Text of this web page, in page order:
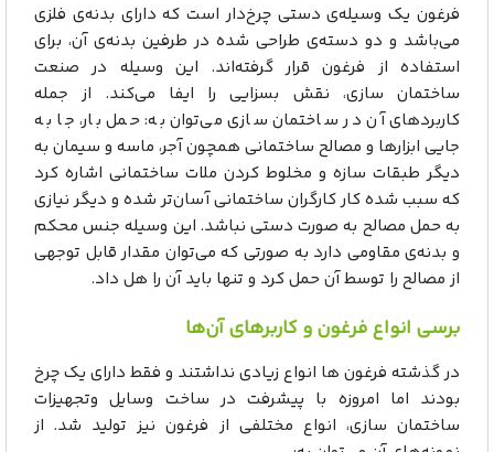
فرغون یک وسیله‌ی دستی چرخ‌دار است که دارای بدنه‌ی فلزی
می‌باشد و دو دسته‌ی طراحی شده در طرفین بدنه‌ی آن، برای
استفاده از فرغون قرار گرفته‌اند. این وسیله در صنعت
ساختمان سازی، نقش بسزایی را ایفا می‌کند. از جمله
کاربردهای آن در ساختمان سازی می‌توان به: حمل بار، جا به
جایی ابزارها و مصالح ساختمانی همچون آجر، ماسه و سیمان به
دیگر طبقات سازه و مخلوط کردن ملات ساختمانی اشاره کرد
که سبب شده کار کارگران ساختمانی آسان‌تر شده و دیگر نیازی
به حمل مصالح به صورت دستی نباشد. این وسیله جنس محکم
و بدنه‌ی مقاومی دارد به صورتی که می‌توان مقدار قابل توجهی
از مصالح را توسط آن حمل کرد و تنها باید آن را هل داد.
برسی انواع فرغون و کاربرهای آن‌ها
در گذشته فرغون ها انواع زیادی نداشتند و فقط دارای یک چرخ
بودند اما امروزه با پیشرفت در ساخت وسایل وتجهیزات
ساختمان سازی، انواع مختلفی از فرغون نیز تولید شد. از